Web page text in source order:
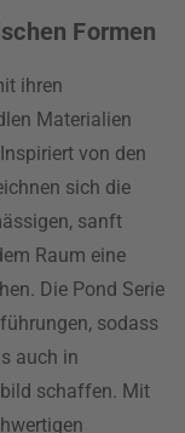
Formen
ihren
Materialien
von den
sich die
sanft
Raum eine
Die Pond Serie
sodass
auch in
schaffen. Mit